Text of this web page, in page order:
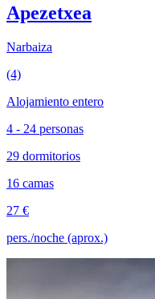
Apezetxea
Narbaiza
(4)
Alojamiento entero
4 - 24 personas
29 dormitorios
16 camas
27 €
pers./noche (aprox.)